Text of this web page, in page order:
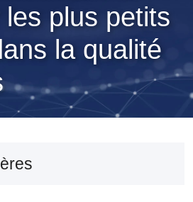
plus petits
la qualité